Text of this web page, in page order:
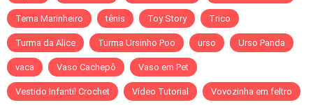
Tema Marinheiro tênis Toy Story Trico
Turma da Alice Turma Ursinho Poo urso Urso Panda
vaca Vaso Cachepô Vaso em Pet
Vestido Infantil Crochet Vídeo Tutorial Vovozinha em feltro